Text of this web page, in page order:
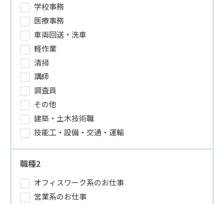
学校事務
医療事務
車両回送・洗車
軽作業
清掃
講師
調査員
その他
建築・土木技術職
技能工・設備・交通・運輸
職種2
オフィスワーク系のお仕事
営業系のお仕事